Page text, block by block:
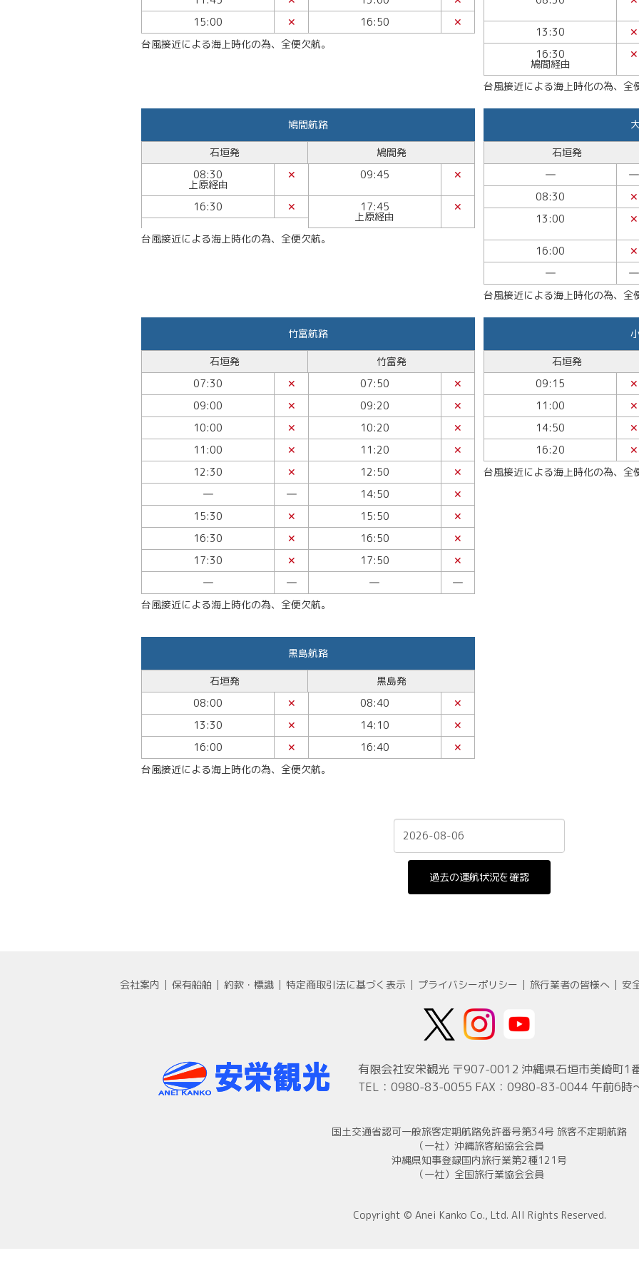
15:00
✕
16:50
✕
台風接近による海上時化の為、全便欠航。
13:30
✕
16:30
鳩間経由
✕
台風接近による海上時化の為、全
鳩間航路
石垣発
鳩間発
08:30
上原経由
✕
16:30 ✕
09:45 ✕
17:45
上原経由
✕
台風接近による海上時化の為、全便欠航。
石垣発
―
―
08:30
✕
13:00
✕
16:00
✕
―
―
台風接近による海上時化の為、全
竹富航路
石垣発
竹富発
07:30
✕
09:00
✕
10:00
✕
11:00
✕
12:30
✕
―
―
15:30
✕
16:30
✕
17:30
✕
―
―
07:50
✕
09:20
✕
10:20
✕
11:20
✕
12:50
✕
14:50
✕
15:50
✕
16:50
✕
17:50
✕
―
―
台風接近による海上時化の為、全便欠航。
石垣発
09:15
✕
11:00
✕
14:50
✕
16:20
✕
台風接近による海上時化の為、全
黒島航路
石垣発
黒島発
08:00
✕
13:30
✕
16:00
✕
08:40
✕
14:10
✕
16:40
✕
台風接近による海上時化の為、全便欠航。
会社案内 保有船舶 約款・標識 特定商取引法に基づく表示 プライバシーポリシー 旅行業者の皆様へ 安
有限会社安栄観光 〒907-0012 沖縄県石垣市美崎町1
TEL：0980-83-0055 FAX：0980-83-0044 午前6時
国土交通省認可一般旅客定期航路免許番号第34号 旅客不定期航路
（一社）沖縄旅客船協会会員
沖縄県知事登録国内旅行業第2種121号
（一社）全国旅行業協会会員
Copyright © Anei Kanko Co., Ltd. All Rights Reserved.